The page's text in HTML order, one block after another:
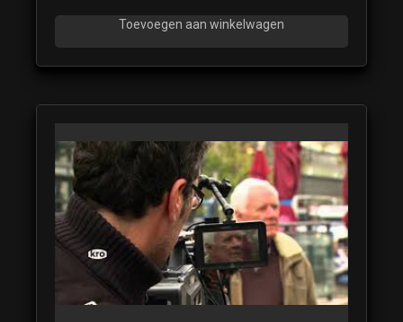
Toevoegen aan winkelwagen